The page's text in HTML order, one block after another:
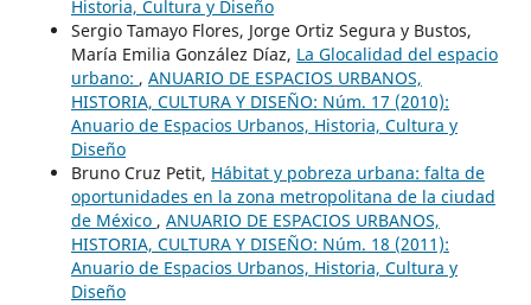
Historia, Cultura y Diseño
Sergio Tamayo Flores, Jorge Ortiz Segura y Bustos,
María Emilia González Díaz, La Glocalidad del espacio
urbano: , ANUARIO DE ESPACIOS URBANOS,
HISTORIA, CULTURA Y DISEÑO: Núm. 17 (2010):
Anuario de Espacios Urbanos, Historia, Cultura y
Diseño
Bruno Cruz Petit, Hábitat y pobreza urbana: falta de
oportunidades en la zona metropolitana de la ciudad
de México , ANUARIO DE ESPACIOS URBANOS,
HISTORIA, CULTURA Y DISEÑO: Núm. 18 (2011):
Anuario de Espacios Urbanos, Historia, Cultura y
Diseño